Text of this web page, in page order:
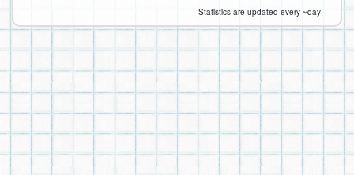
Statistics are updated every ~day